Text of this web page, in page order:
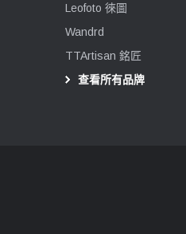
Leofoto 徠圖
Wandrd
TTArtisan 銘匠
查看所有品牌